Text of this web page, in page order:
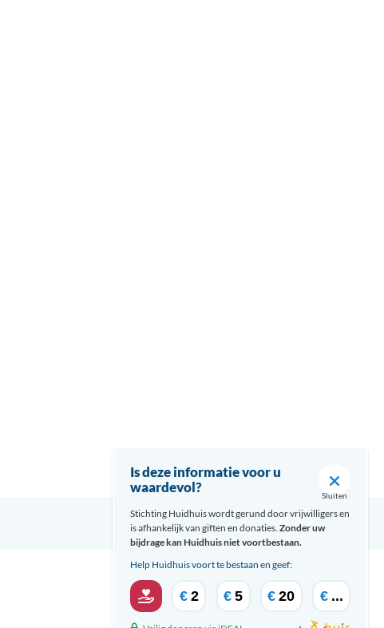
Over Huidhuis
Is deze informatie voor u
waardevol?
Sluiten
Stichting Huidhuis wordt gerund door vrijwilligers en
is afhankelijk van giften en donaties. Zonder uw
bijdrage kan Huidhuis niet voortbestaan.
Help Huidhuis voort te bestaan en geef:
€ 2 € 5 € 20 € ...